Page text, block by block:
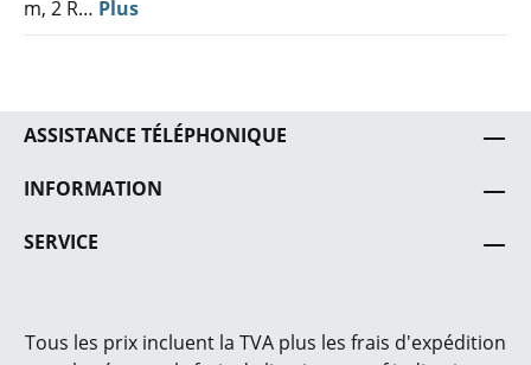
m, 2 R… Plus
ASSISTANCE TÉLÉPHONIQUE
INFORMATION
SERVICE
Tous les prix incluent la TVA plus les frais d'expédition